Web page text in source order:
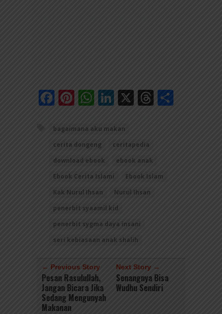
Facebook
Pinterest
WhatsApp
LinkedIn
X Threads
bagaimana aku makan
cerita dongeng
ceritapedia
download ebook
ebook anak
Ebook Cerita Islami
Ebook Islam
Kak Nurul Ihsan
Nurul Ihsan
penerbit syaamil kid
penerbit sygma daya insani
seri kebiasaan anak shalih
← Previous Story
Pesan Rasulullah,
Jangan Bicara Jika
Sedang Mengunyah
Makanan
Next Story →
Senangnya Bisa
Wudhu Sendiri